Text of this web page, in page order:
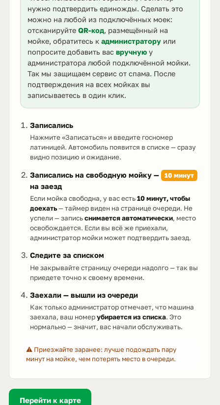
нужно подтвердить единожды. Сделать это
можно на любой из подключённых моек:
отсканируйте QR-код, размещённый на
мойке, обратитесь к администраторуили
попросите добавить вас вручнуюу
администратора любой подключённой мойки.
Так мы защищаем сервис от спама. После
подтверждения на всех мойках вы
записываетесь в один клик.
Записались
Нажмите «Записаться» и введите госномер
латиницей. Автомобиль появится в списке — сразу
видно позицию и ожидание.
Записались на свободную мойку — 10 минут
на заезд
Если мойка свободна, у вас есть10 минут, чтобы
доехать— таймер виден на странице очереди. Не
успели — записьснимается автоматически, место
освобождается. Если вы всё же приехали,
администратор мойки может подтвердить заезд.
Следите за списком
Не закрывайте страницу очереди надолго — так вы
приедете точно к своему времени.
Заехали — вышли из очереди
Как только администратор отмечает, что машина
заехала, ваш номерубирается из списка. Это
нормально — значит, вас начали обслуживать.
⚠️ Приезжайте заранее: лучше подождать пару
минут на мойке, чем потерять место в очереди.
Перейти к карте